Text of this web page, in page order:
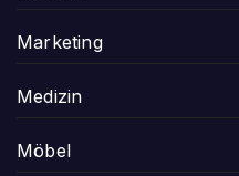
Marketing
Medizin
Möbel